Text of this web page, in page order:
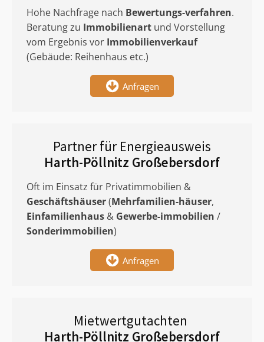
Hohe Nachfrage nach Bewertungs-verfahren.
Beratung zu Immobilienart und Vorstellung
vom Ergebnis vor Immobilienverkauf
(Gebäude: Reihenhaus etc.)
Anfragen
Partner für Energieausweis
Harth-Pöllnitz Großebersdorf
Oft im Einsatz für Privatimmobilien &
Geschäftshäuser(Mehrfamilien-häuser,
Einfamilienhaus & Gewerbe-immobilien /
Sonderimmobilien)
Anfragen
Mietwertgutachten
Harth-Pöllnitz Großebersdorf